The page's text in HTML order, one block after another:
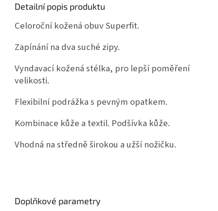
Detailní popis produktu
Celoroční kožená obuv Superfit.
Zapínání na dva suché zipy.
Vyndavací kožená stélka, pro lepší poměření
velikosti.
Flexibilní podrážka s pevným opatkem.
Kombinace kůže a textil. Podšívka kůže.
Vhodná na středně širokou a užší nožičku.
Doplňkové parametry